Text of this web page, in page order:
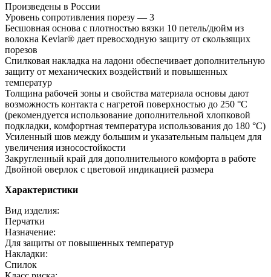
Произведены в России
Уровень сопротивления порезу — 3
Бесшовная основа с плотностью вязки 10 петель/дюйм из
волокна Kevlar® дает превосходную защиту от скользящих
порезов
Спилковая накладка на ладони обеспечивает дополнительную
защиту от механических воздействий и повышенных
температур
Толщина рабочей зоны и свойства материала основы дают
возможность контакта с нагретой поверхностью до 250 °С
(рекомендуется использование дополнительной хлопковой
подкладки, комфортная температура использования до 180 °С)
Усиленный шов между большим и указательным пальцем для
увеличения износостойкости
Закругленный край для дополнительного комфорта в работе
Двойной оверлок с цветовой индикацией размера
Характеристики
Вид изделия:
Перчатки
Назначение:
Для защиты от повышенных температур
Накладки:
Спилок